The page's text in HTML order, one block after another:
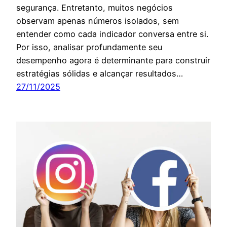
segurança. Entretanto, muitos negócios
observam apenas números isolados, sem
entender como cada indicador conversa entre si.
Por isso, analisar profundamente seu
desempenho agora é determinante para construir
estratégias sólidas e alcançar resultados…
27/11/2025